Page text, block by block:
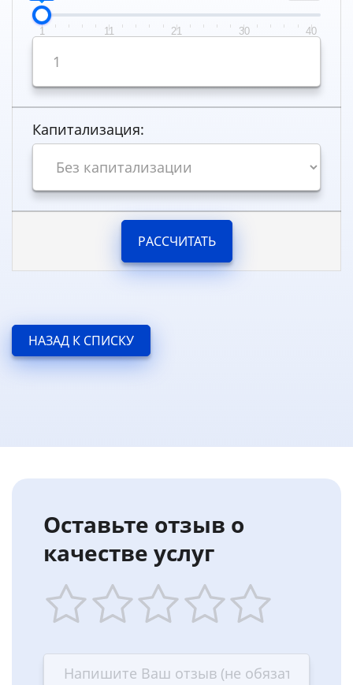
1 11 21 30 40
Капитализация:
РАССЧИТАТЬ
НАЗАД К СПИСКУ
Оставьте отзыв о
качестве услуг
star
stars
—
stars
—
stars
—
stars
—